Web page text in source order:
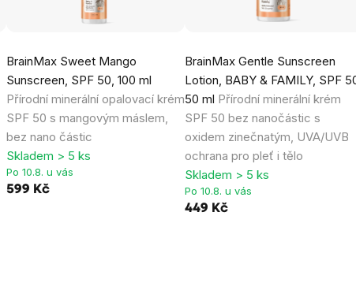
BrainMax Sweet Mango
Sunscreen, SPF 50, 100 ml
Přírodní minerální opalovací krém
SPF 50 s mangovým máslem,
bez nano částic
Skladem > 5 ks
Po 10.8. u vás
599 Kč
BrainMax Gentle Sunscreen
Lotion, BABY & FAMILY, SPF
50 ml Přírodní minerální krém
SPF 50 bez nanočástic s
oxidem zinečnatým, UVA/UVB
ochrana pro pleť i tělo
Skladem > 5 ks
Po 10.8. u vás
449 Kč